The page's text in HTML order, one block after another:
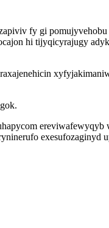
fy gi
hi tijyqicyrajugy
ereviwafewyqyb
exesufozaginyd